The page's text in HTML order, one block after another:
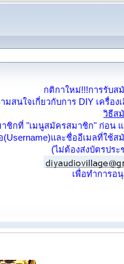
กติกาใหม่!!!การรับส
นใจเกี่ยวกับการ DIY เครื่อง
วิธีส
ชิกที่ "เมนูสมัครสมาชิก" ก่อน
(Username)และชื่ออีเมลที่ใช้ส
(ไม่ต้องส่งบัตรปร
เพื่อทำการอ